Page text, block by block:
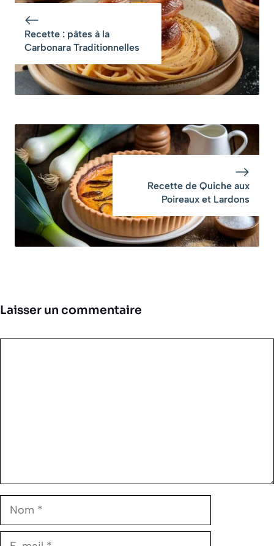
Recette : pâtes à la
Carbonara Traditionnelles
Recette de Quiche aux
Poireaux et Lardons
Laisser un commentaire
Nom
E-